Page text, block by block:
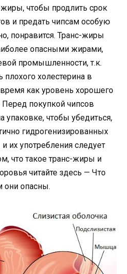
чтобы продлить срок
и предать чипсам особую
понравится. Транс-жиры
опасными жирами,
промышленности, т.к.
холестерина в
как уровень хорошего
Перед покупкой чипсов
упаковке, чтобы убедиться,
гидрогенизированных
их употребления следует
что такое транс-жиры и
читайте здесь — Что
они опасны.